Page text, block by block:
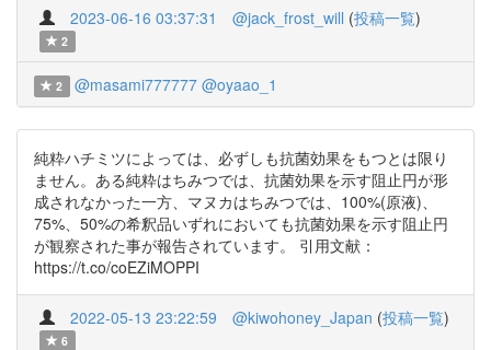
2023-06-16 03:37:31 @jack_frost_will (投稿一覧)
2
2 @masami777777 @oyaao_1
純粋ハチミツによっては、必ずしも抗菌効果をもつとは限り
ません。ある純粋はちみつでは、抗菌効果を示す阻止円が形
成されなかった一方、マヌカはちみつでは、100%(原液)、
75%、50%の希釈品いずれにおいても抗菌効果を示す阻止円
が観察された事が報告されています。 引用文献：
https://t.co/coEZiMOPPI
2022-05-13 23:22:59 @kiwohoney_Japan (投稿一覧)
6